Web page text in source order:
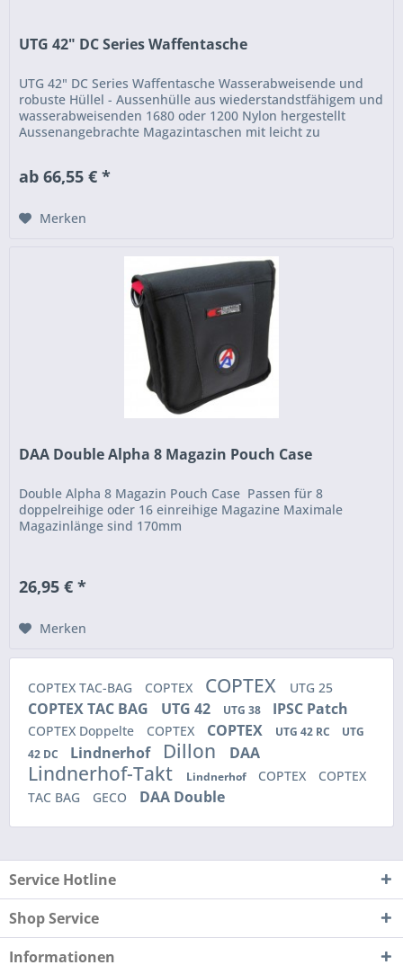
UTG 42" DC Series Waffentasche
UTG 42" DC Series Waffentasche Wasserabweisende und
robuste Hüllel - Aussenhülle aus wiederstandstfähigem und
wasserabweisenden 1680 oder 1200 Nylon hergestellt
Aussenangebrachte Magazintaschen mit leicht zu
ab 66,55 € *
Merken
DAA Double Alpha 8 Magazin Pouch Case
Double Alpha 8 Magazin Pouch Case Passen für 8
doppelreihige oder 16 einreihige Magazine Maximale
Magazinlänge sind 170mm
26,95 € *
Merken
COPTEX TAC-BAG COPTEX COPTEX UTG 25
COPTEX TAC BAG UTG 42 UTG 38 IPSC Patch
COPTEX Doppelte COPTEX COPTEX UTG 42 RC
UTG
42 DC
Lindnerhof Dillon DAA
Lindnerhof-Takt Lindnerhof COPTEX
COPTEX
TAC BAG
GECO DAA Double
Service Hotline
Shop Service
Informationen